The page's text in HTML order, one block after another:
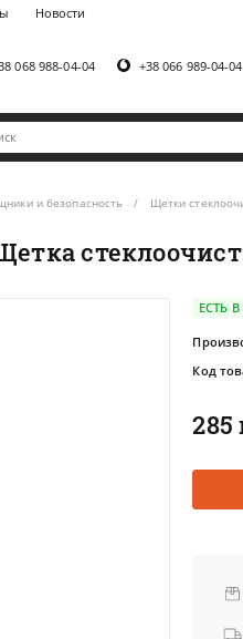
Новости
068 988-04-04 +38 066 989-04-04
и безопасность Щетки
ЕСТЬ
Код
285